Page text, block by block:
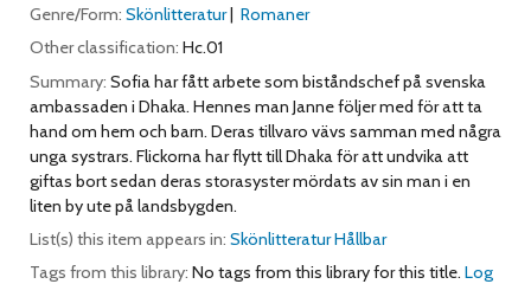
Genre/Form: Skönlitteratur
Romaner
Other classification: Hc.01
Summary: Sofia har fått arbete som biståndschef på svenska
ambassaden i Dhaka. Hennes man Janne följer med för att ta
hand om hem och barn. Deras tillvaro vävs samman med några
unga systrars. Flickorna har flytt till Dhaka för att undvika att
giftas bort sedan deras storasyster mördats av sin man i en
liten by ute på landsbygden.
List(s) this item appears in: Skönlitteratur Hållbar
Tags from this library: No tags from this library for this title. Log